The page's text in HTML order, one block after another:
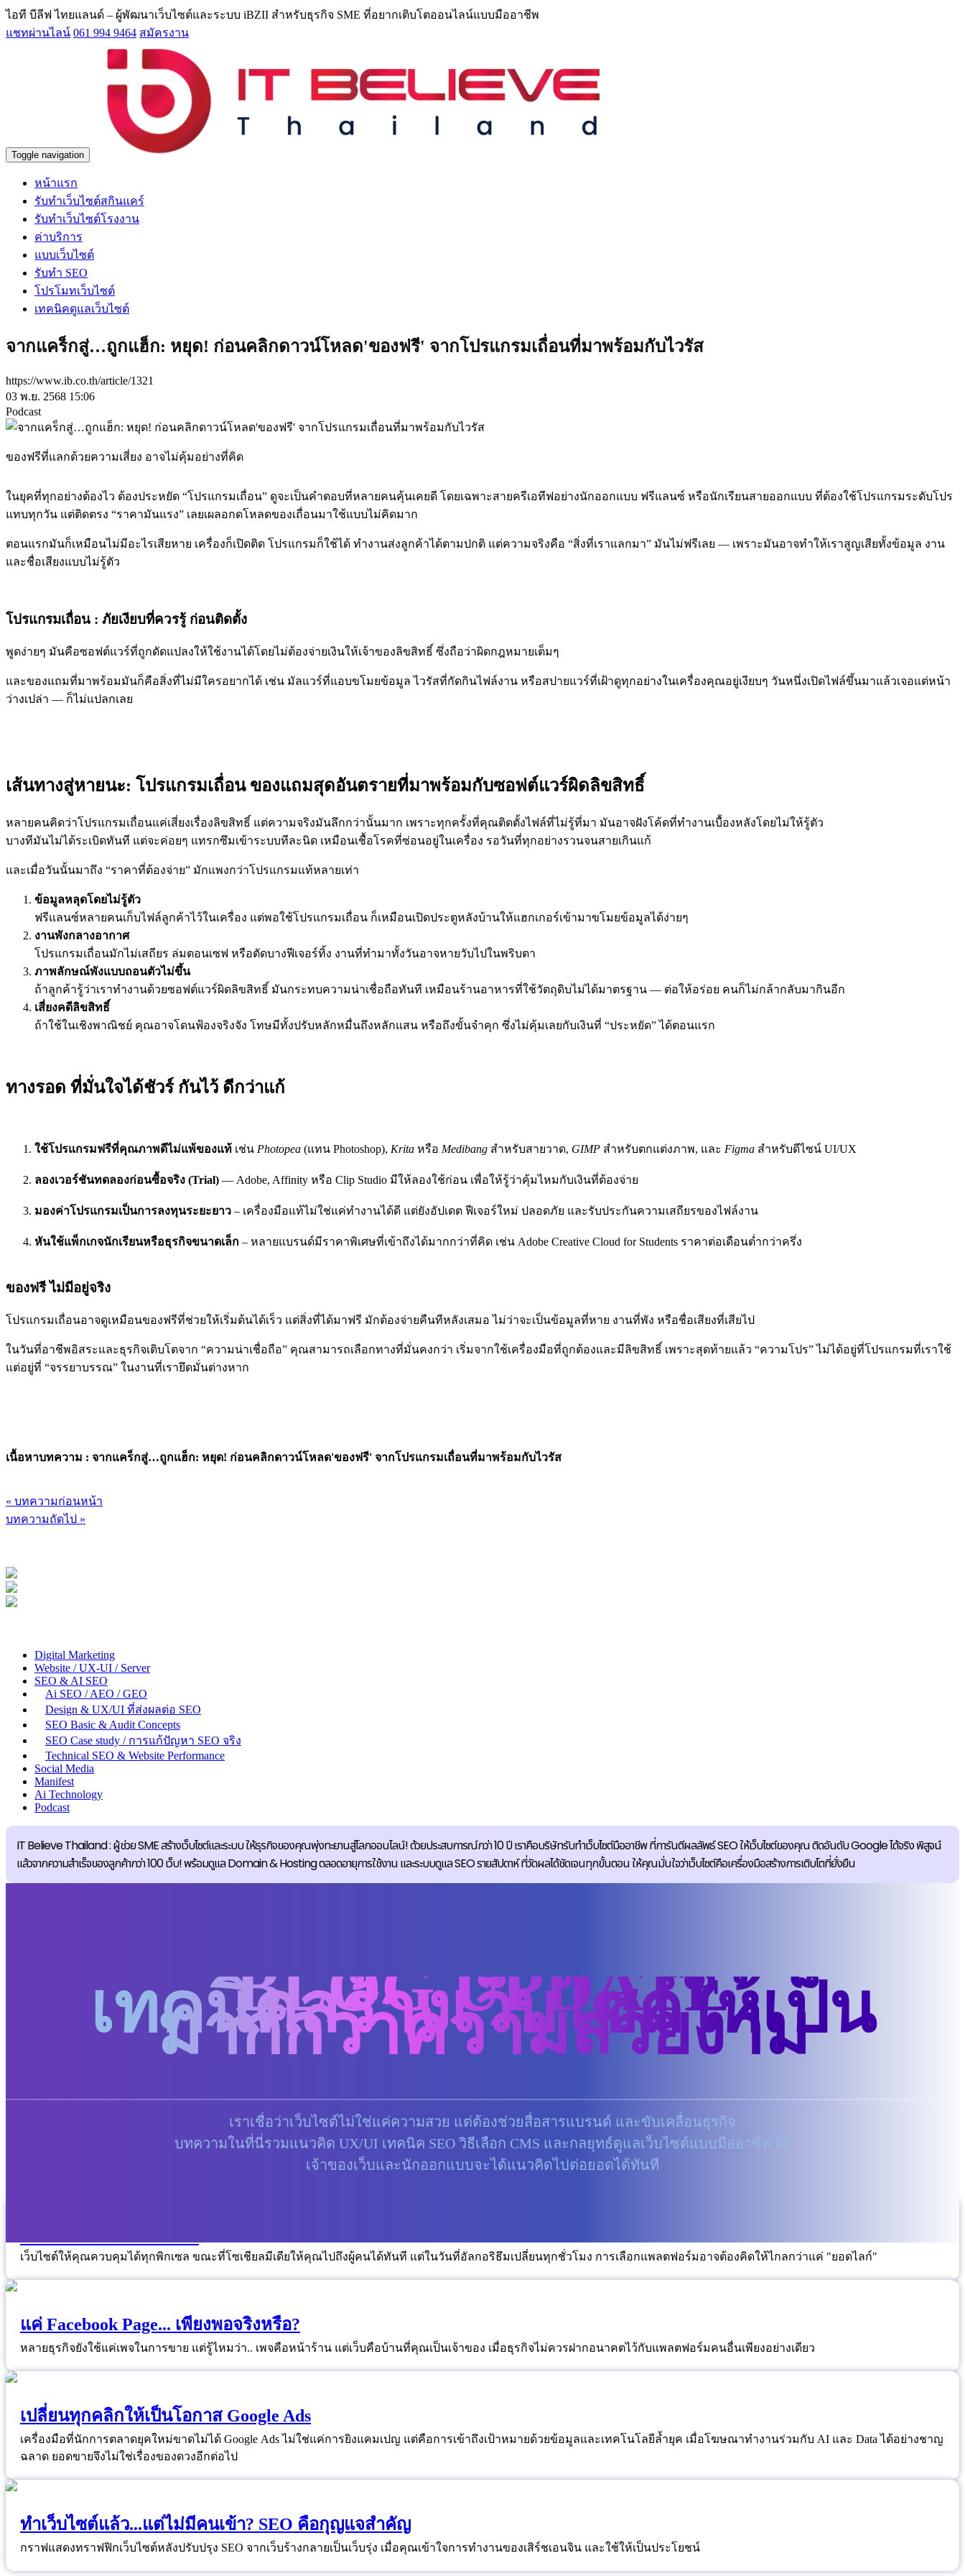
ไอที บีลีฟ ไทยแลนด์ – ผู้พัฒนาเว็บไซต์และระบบ iBZII สำหรับธุรกิจ SME ที่อยากเติบโตออนไลน์แบบมืออาชีพ
แชทผ่านไลน์ 061 994 9464 สมัครงาน
Toggle navigation
หน้าแรก
รับทำเว็บไซต์สกินแคร์
รับทำเว็บไซต์โรงงาน
ค่าบริการ
แบบเว็บไซต์
รับทำ SEO
โปรโมทเว็บไซต์
เทคนิคดูแลเว็บไซต์
จากแคร็กสู่…ถูกแฮ็ก: หยุด! ก่อนคลิกดาวน์โหลด'ของฟรี' จากโปรแกรมเถื่อนที่มาพร้อมกับไวรัส
https://www.ib.co.th/article/1321
03 พ.ย. 2568 15:06
Podcast
ของฟรีที่แลกด้วยความเสี่ยง อาจไม่คุ้มอย่างที่คิด
ในยุคที่ทุกอย่างต้องไว ต้องประหยัด “โปรแกรมเถื่อน” ดูจะเป็นคำตอบที่หลายคนคุ้นเคยดี โดยเฉพาะสายครีเอทีฟอย่างนักออกแบบ ฟรีแลนซ์ หรือนักเรียนสายออกแบบ ที่ต้องใช้โปรแกรมระดับโปร
แทบทุกวัน แต่ติดตรง “ราคามันแรง” เลยเผลอกดโหลดของเถื่อนมาใช้แบบไม่คิดมาก
ตอนแรกมันก็เหมือนไม่มีอะไรเสียหาย เครื่องก็เปิดติด โปรแกรมก็ใช้ได้ ทำงานส่งลูกค้าได้ตามปกติ แต่ความจริงคือ “สิ่งที่เราแลกมา” มันไม่ฟรีเลย — เพราะมันอาจทำให้เราสูญเสียทั้งข้อมูล งาน
และชื่อเสียงแบบไม่รู้ตัว
โปรแกรมเถื่อน : ภัยเงียบที่ควรรู้ ก่อนติดตั้ง
พูดง่ายๆ มันคือซอฟต์แวร์ที่ถูกดัดแปลงให้ใช้งานได้โดยไม่ต้องจ่ายเงินให้เจ้าของลิขสิทธิ์ ซึ่งถือว่าผิดกฎหมายเต็มๆ
และของแถมที่มาพร้อมมันก็คือสิ่งที่ไม่มีใครอยากได้ เช่น มัลแวร์ที่แอบขโมยข้อมูล ไวรัสที่กัดกินไฟล์งาน หรือสปายแวร์ที่เฝ้าดูทุกอย่างในเครื่องคุณอยู่เงียบๆ วันหนึ่งเปิดไฟล์ขึ้นมาแล้วเจอแต่หน้า
ว่างเปล่า — ก็ไม่แปลกเลย
เส้นทางสู่หายนะ: โปรแกรมเถื่อน ของแถมสุดอันตรายที่มาพร้อมกับซอฟต์แวร์ผิดลิขสิทธิ์
หลายคนคิดว่าโปรแกรมเถื่อนแค่เสี่ยงเรื่องลิขสิทธิ์ แต่ความจริงมันลึกกว่านั้นมาก เพราะทุกครั้งที่คุณติดตั้งไฟล์ที่ไม่รู้ที่มา มันอาจฝังโค้ดที่ทำงานเบื้องหลังโดยไม่ให้รู้ตัว
บางทีมันไม่ได้ระเบิดทันที แต่จะค่อยๆ แทรกซึมเข้าระบบทีละนิด เหมือนเชื้อโรคที่ซ่อนอยู่ในเครื่อง รอวันที่ทุกอย่างรวนจนสายเกินแก้
และเมื่อวันนั้นมาถึง “ราคาที่ต้องจ่าย” มักแพงกว่าโปรแกรมแท้หลายเท่า
ข้อมูลหลุดโดยไม่รู้ตัว
ฟรีแลนซ์หลายคนเก็บไฟล์ลูกค้าไว้ในเครื่อง แต่พอใช้โปรแกรมเถื่อน ก็เหมือนเปิดประตูหลังบ้านให้แฮกเกอร์เข้ามาขโมยข้อมูลได้ง่ายๆ
งานพังกลางอากาศ
โปรแกรมเถื่อนมักไม่เสถียร ล่มตอนเซฟ หรือตัดบางฟีเจอร์ทิ้ง งานที่ทำมาทั้งวันอาจหายวับไปในพริบตา
ภาพลักษณ์พังแบบถอนตัวไม่ขึ้น
ถ้าลูกค้ารู้ว่าเราทำงานด้วยซอฟต์แวร์ผิดลิขสิทธิ์ มันกระทบความน่าเชื่อถือทันที เหมือนร้านอาหารที่ใช้วัตถุดิบไม่ได้มาตรฐาน — ต่อให้อร่อย คนก็ไม่กล้ากลับมากินอีก
เสี่ยงคดีลิขสิทธิ์
ถ้าใช้ในเชิงพาณิชย์ คุณอาจโดนฟ้องจริงจัง โทษมีทั้งปรับหลักหมื่นถึงหลักแสน หรือถึงขั้นจำคุก ซึ่งไม่คุ้มเลยกับเงินที่ “ประหยัด” ได้ตอนแรก
ทางรอด ที่มั่นใจได้ชัวร์ กันไว้ ดีกว่าแก้
ใช้โปรแกรมฟรีที่คุณภาพดีไม่แพ้ของแท้ เช่น Photopea (แทน Photoshop), Krita หรือ Medibang สำหรับสายวาด, GIMP สำหรับตกแต่งภาพ, และ Figma สำหรับดีไซน์ UI/UX
ลองเวอร์ชันทดลองก่อนซื้อจริง (Trial) — Adobe, Affinity หรือ Clip Studio มีให้ลองใช้ก่อน เพื่อให้รู้ว่าคุ้มไหมกับเงินที่ต้องจ่าย
มองค่าโปรแกรมเป็นการลงทุนระยะยาว – เครื่องมือแท้ไม่ใช่แค่ทำงานได้ดี แต่ยังอัปเดต ฟีเจอร์ใหม่ ปลอดภัย และรับประกันความเสถียรของไฟล์งาน
หันใช้แพ็กเกจนักเรียนหรือธุรกิจขนาดเล็ก – หลายแบรนด์มีราคาพิเศษที่เข้าถึงได้มากกว่าที่คิด เช่น Adobe Creative Cloud for Students ราคาต่อเดือนต่ำกว่าครึ่ง
ของฟรี ไม่มีอยู่จริง
โปรแกรมเถื่อนอาจดูเหมือนของฟรีที่ช่วยให้เริ่มต้นได้เร็ว แต่สิ่งที่ได้มาฟรี มักต้องจ่ายคืนทีหลังเสมอ ไม่ว่าจะเป็นข้อมูลที่หาย งานที่พัง หรือชื่อเสียงที่เสียไป
ในวันที่อาชีพอิสระและธุรกิจเติบโตจาก “ความน่าเชื่อถือ” คุณสามารถเลือกทางที่มั่นคงกว่า เริ่มจากใช้เครื่องมือที่ถูกต้องและมีลิขสิทธิ์ เพราะสุดท้ายแล้ว “ความโปร” ไม่ได้อยู่ที่โปรแกรมที่เราใช้
แต่อยู่ที่ “จรรยาบรรณ” ในงานที่เรายึดมั่นต่างหาก
เนื้อหาบทความ : จากแคร็กสู่…ถูกแฮ็ก: หยุด! ก่อนคลิกดาวน์โหลด'ของฟรี' จากโปรแกรมเถื่อนที่มาพร้อมกับไวรัส
« บทความก่อนหน้า
บทความถัดไป »
Digital Marketing
Website / UX-UI / Server
SEO & AI SEO
Ai SEO / AEO / GEO
Design & UX/UI ที่ส่งผลต่อ SEO
SEO Basic & Audit Concepts
SEO Case study / การแก้ปัญหา SEO จริง
Technical SEO & Website Performance
Social Media
Manifest
Ai Technology
Podcast
IT Believe Thailand : ผู้ช่วย SME สร้างเว็บไซต์และระบบ ให้ธุรกิจของคุณพุ่งทะยานสู่โลกออนไลน์! ด้วยประสบการณ์กว่า 10 ปี เราคือบริษัทรับทำเว็บไซต์มืออาชีพ ที่การันตีผลลัพธ์ SEO ให้เว็บไซต์ของคุณ ติดอันดับ Google ได้จริง พิสูจน์
แล้วจากความสำเร็จของลูกค้ากว่า 100 เว็บ! พร้อมดูแล Domain & Hosting ตลอดอายุการใช้งาน และระบบดูแล SEO รายสัปดาห์ ที่วัดผลได้ชัดเจนทุกขั้นตอน ให้คุณมั่นใจว่าเว็บไซต์คือเครื่องมือสร้างการเติบโตที่ยั่งยืน
BLOG UPDATE
เทคนิคสร้างเว็บไซต์ให้เป็น
มากกว่าความสวยงาม
เราเชื่อว่าเว็บไซต์ไม่ใช่แค่ความสวย แต่ต้องช่วยสื่อสารแบรนด์ และขับเคลื่อนธุรกิจ
บทความในที่นี่รวมแนวคิด UX/UI เทคนิค SEO วิธีเลือก CMS และกลยุทธ์ดูแลเว็บไซต์แบบมืออาชีพ ทั้ง
เจ้าของเว็บและนักออกแบบจะได้แนวคิดไปต่อยอดได้ทันที
เว็บไซต์ให้คุณควบคุมได้ทุกพิกเซล ขณะที่โซเชียลมีเดียให้คุณไปถึงผู้คนได้ทันที แต่ในวันที่อัลกอริธึมเปลี่ยนทุกชั่วโมง การเลือกแพลตฟอร์มอาจต้องคิดให้ไกลกว่าแค่ "ยอดไลก์"
แค่ Facebook Page... เพียงพอจริงหรือ?
หลายธุรกิจยังใช้แค่เพจในการขาย แต่รู้ไหมว่า.. เพจคือหน้าร้าน แต่เว็บคือบ้านที่คุณเป็นเจ้าของ เมื่อธุรกิจไม่ควรฝากอนาคตไว้กับแพลตฟอร์มคนอื่นเพียงอย่างเดียว
เปลี่ยนทุกคลิกให้เป็นโอกาส Google Ads
เครื่องมือที่นักการตลาดยุคใหม่ขาดไม่ได้ Google Ads ไม่ใช่แค่การยิงแคมเปญ แต่คือการเข้าถึงเป้าหมายด้วยข้อมูลและเทคโนโลยีล้ำยุค เมื่อโฆษณาทำงานร่วมกับ AI และ Data ได้อย่างชาญ
ฉลาด ยอดขายจึงไม่ใช่เรื่องของดวงอีกต่อไป
ทำเว็บไซต์แล้ว...แต่ไม่มีคนเข้า? SEO คือกุญแจสำคัญ
กราฟแสดงทราฟฟิกเว็บไซต์หลังปรับปรุง SEO จากเว็บร้างกลายเป็นเว็บรุ่ง เมื่อคุณเข้าใจการทำงานของเสิร์ชเอนจิน และใช้ให้เป็นประโยชน์